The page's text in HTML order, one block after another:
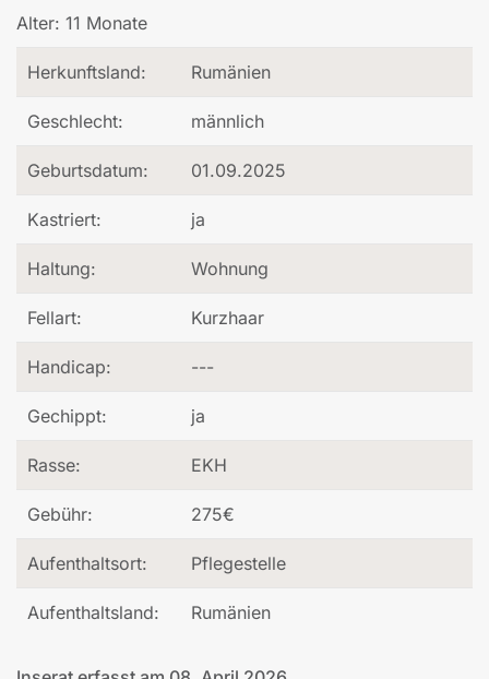
Alter: 11 Monate
Herkunftsland: Rumänien
Geschlecht: männlich
Geburtsdatum: 01.09.2025
Kastriert: ja
Haltung: Wohnung
Fellart: Kurzhaar
Handicap: ---
Gechippt: ja
Rasse: EKH
Gebühr: 275€
Aufenthaltsort: Pflegestelle
Aufenthaltsland: Rumänien